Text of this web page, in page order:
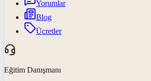
Yorumlar
Blog
Ücretler
Eğitim Danışmanı